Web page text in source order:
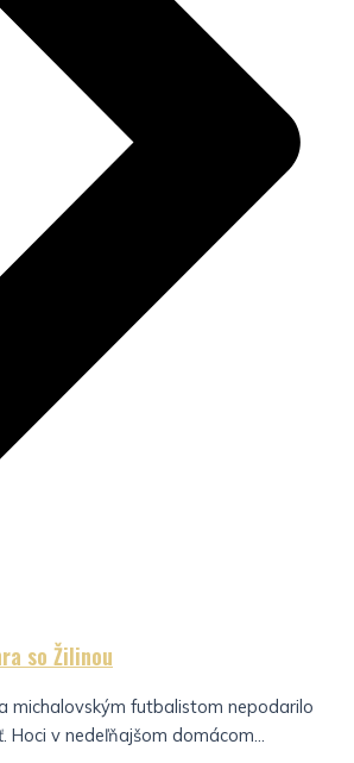
so Žilinou
michalovským futbalistom nepodarilo
v nedeľňajšom domácom...